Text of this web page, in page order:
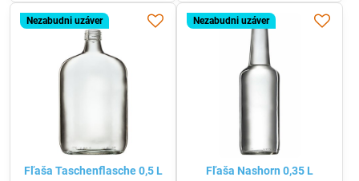
Nezabudni uzáver
Fľaša Taschenflasche 0,5 L
Nezabudni uzáver
Fľaša Nashorn 0,35 L